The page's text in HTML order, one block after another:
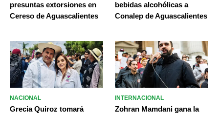
presuntas extorsiones en
Cereso de Aguascalientes
bebidas alcohólicas a
Conalep de Aguascalientes
NACIONAL
Grecia Quiroz tomará
INTERNACIONAL
Zohran Mamdani gana la